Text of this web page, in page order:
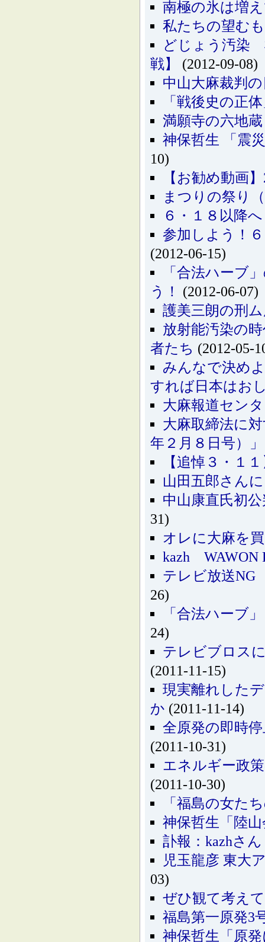
南極の氷は増
私たちの望む
どじょう汚染
戦】
(2012-09-08)
中山大麻裁判
「戦後史の正
満願寺の六地蔵
神保哲生 「震
10)
【お勧め動画
まつりの祭り
６・１８以降へ
参加しよう！
(2012-06-15)
「合法ハーブ
う！
(2012-06-07)
護美三朗の刑
放射能汚染の
者たち (2012-05-
みんなで決め
すれば日本はお
大麻報道セン
大麻取締法に
年２月８日号）
【追悼３・１
山田五郎さん
中山康直氏初
31)
オレに大麻を
kazh WAWON
テレビ放送NG
26)
「合法ハーブ
24)
テレビブロス
(2011-11-15)
現実離れした
か (2011-11-14)
全原発の即時
(2011-10-31)
エネルギー政
(2011-10-30)
「福島の女た
神保哲生「陸
訃報：kazhさん
児玉龍彦 東大
03)
ぜひ観て考え
福島第一原発3
神保哲生「原